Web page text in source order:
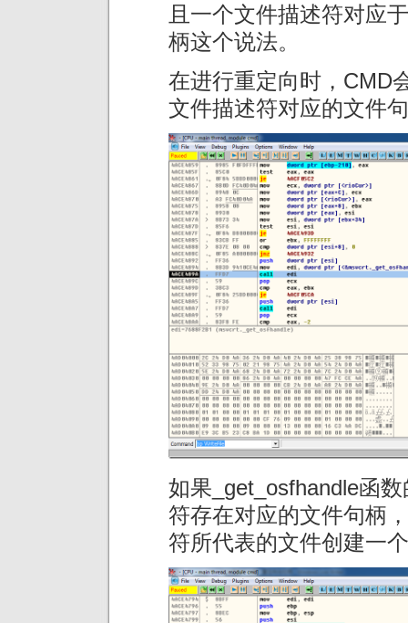
且一个文件描述符对应
柄这个说法。
在进行重定向时，CMD
文件描述符对应的文件
如果_get_osfhandle函
符存在对应的文件句柄
符所代表的文件创建一